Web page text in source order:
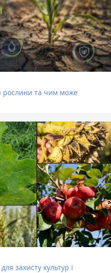
рослини та чим може
захисту культур і